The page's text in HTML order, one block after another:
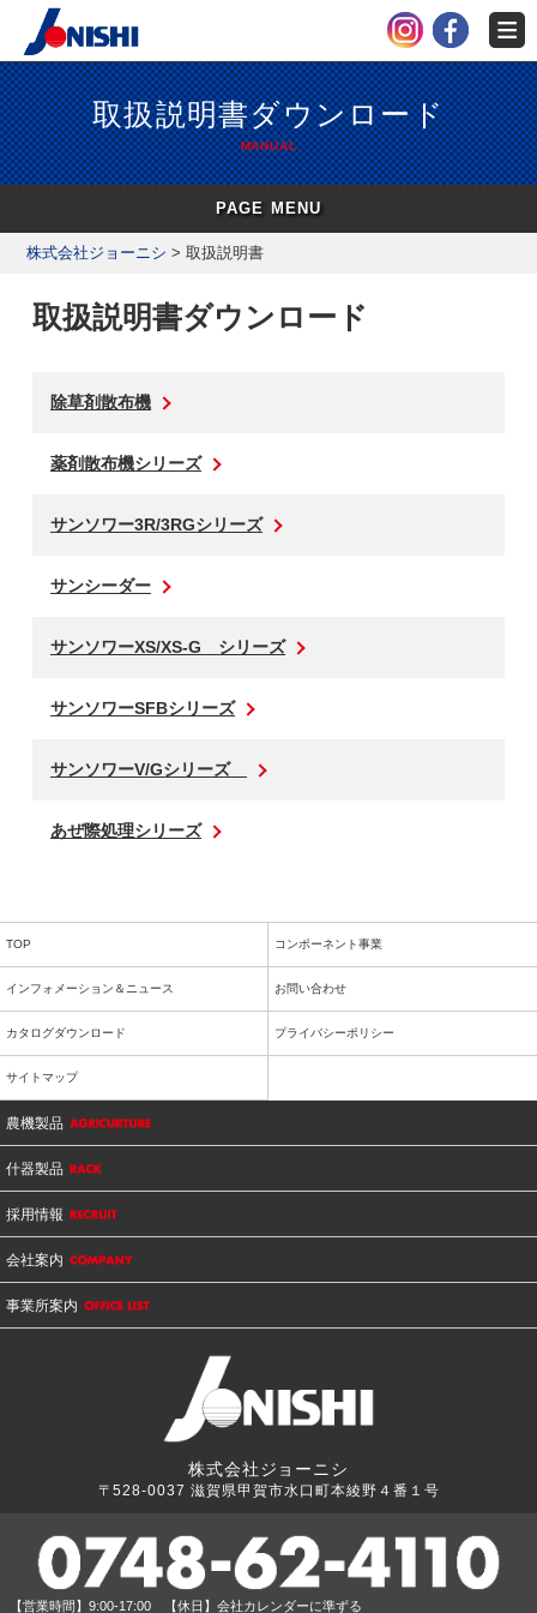
取扱説明書ダウンロード
MANUAL
PAGE MENU
株式会社ジョーニシ >取扱説明書
取扱説明書ダウンロード
除草剤散布機
薬剤散布機シリーズ
サンソワー3R/3RGシリーズ
サンシーダー
サンソワーXS/XS-G シリーズ
サンソワーSFBシリーズ
サンソワーV/Gシリーズ
あぜ際処理シリーズ
TOP コンポーネント事業
インフォメーション＆ニュース お問い合わせ
カタログダウンロード プライバシーポリシー
サイトマップ
農機製品
什器製品
採用情報
会社案内
事業所案内
株式会社ジョーニシ
〒528-0037滋賀県甲賀市水口町本綾野４番１号
【営業時間】9:00-17:00 【休日】会社カレンダーに準ずる